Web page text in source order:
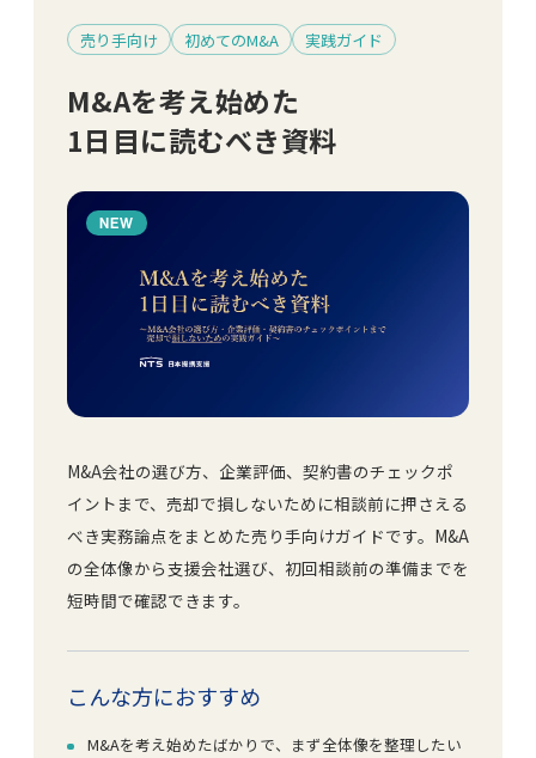
売り手向け 初めてのM&A 実践ガイド
M&Aを考え始めた
1日目に読むべき資料
NEW
M&A会社の選び方、企業評価、契約書のチェックポ
イントまで、売却で損しないために相談前に押さえる
べき実務論点をまとめた売り手向けガイドです。M&A
の全体像から支援会社選び、初回相談前の準備までを
短時間で確認できます。
こんな方におすすめ
M&Aを考え始めたばかりで、まず全体像を整理したい